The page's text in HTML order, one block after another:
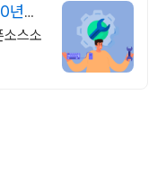
년이
스소